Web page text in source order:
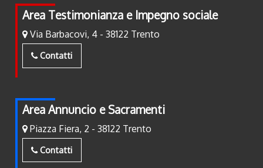
Area Testimonianza e Impegno sociale
Via Barbacovi, 4 - 38122 Trento
Contatti
Area Annuncio e Sacramenti
Piazza Fiera, 2 - 38122 Trento
Contatti